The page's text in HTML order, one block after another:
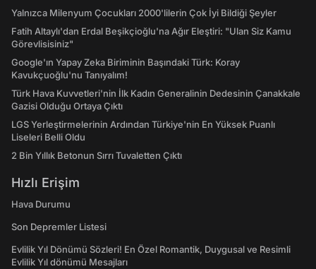
Yalnızca Milenyum Çocukları 2000'lilerin Çok İyi Bildiği Şeyler
Fatih Altaylı'dan Erdal Beşikçioğlu'na Ağır Eleştiri: "Ulan Siz Kamu
Görevlisisiniz"
Google'ın Yapay Zeka Biriminin Başındaki Türk: Koray
Kavukçuoğlu'nu Tanıyalım!
Türk Hava Kuvvetleri'nin İlk Kadın Generalinin Dedesinin Çanakkale
Gazisi Olduğu Ortaya Çıktı
LGS Yerleştirmelerinin Ardından Türkiye'nin En Yüksek Puanlı
Liseleri Belli Oldu
2 Bin Yıllık Betonun Sırrı Tuvaletten Çıktı
Hızlı Erişim
Hava Durumu
Son Depremler Listesi
Evlilik Yıl Dönümü Sözleri! En Özel Romantik, Duygusal ve Resimli
Evlilik Yıl dönümü Mesajları